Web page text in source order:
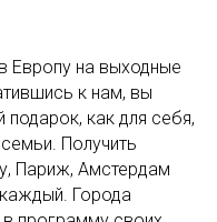
Европу на выходные
к нам, вы
как для себя,
Получить
Париж, Амстердам
Города